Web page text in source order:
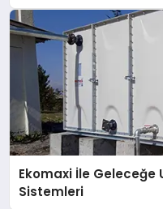
Ekomaxi İle Geleceğe
Sistemleri